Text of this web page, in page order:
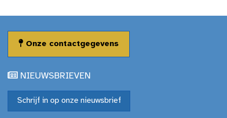
Onze contactgegevens
NIEUWSBRIEVEN
Schrijf in op onze nieuwsbrief